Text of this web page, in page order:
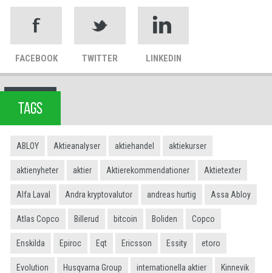
FACEBOOK TWITTER LINKEDIN
TAGS
ABLOY Aktieanalyser aktiehandel aktiekurser
aktienyheter aktier Aktierekommendationer Aktietexter
Alfa Laval Andra kryptovalutor andreas hurtig Assa Abloy
Atlas Copco Billerud bitcoin Boliden Copco
Enskilda Epiroc Eqt Ericsson Essity etoro
Evolution Husqvarna Group internationella aktier Kinnevik